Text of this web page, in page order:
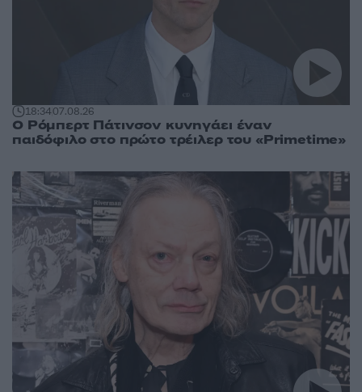
18:3407.08.26
Ο Ρόμπερτ Πάτινσον κυνηγάει έναν
παιδόφιλο στο πρώτο τρέιλερ του «Primetime»